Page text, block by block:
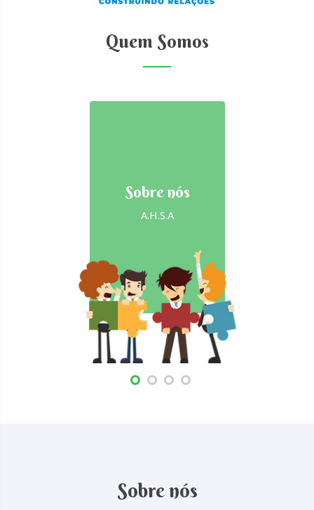
Quem Somos
Sobre nós
A.H.S.A
Sobre nós